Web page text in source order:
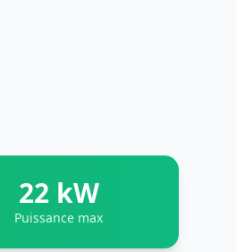
22 kW
Puissance max